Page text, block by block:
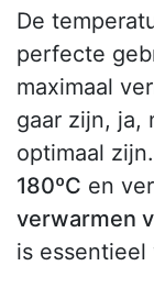
De
perfecte
maximaal
gaar zijn, ja,
optimaal
180ºC en
verwarmen
is essentieel